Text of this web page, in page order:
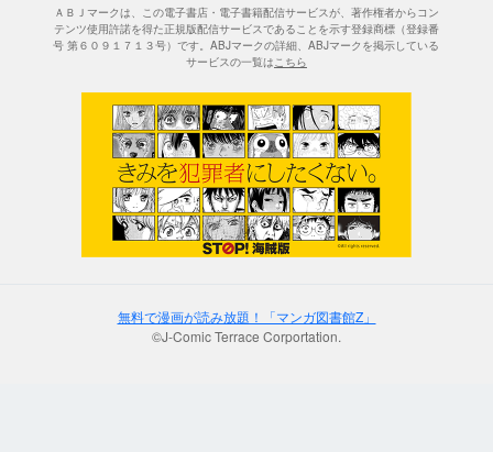
ＡＢＪマークは、この電子書店・電子書籍配信サービスが、著作権者からコン
テンツ使用許諾を得た正規版配信サービスであることを示す登録商標（登録番
号 第６０９１７１３号）です。ABJマークの詳細、ABJマークを掲示している
サービスの一覧はこちら
無料で漫画が読み放題！「マンガ図書館Z」
©J-Comic Terrace Corportation.